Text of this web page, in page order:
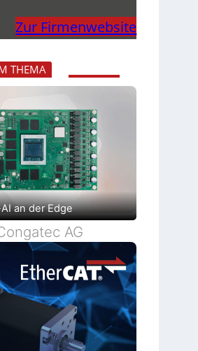
Zur Firmenwebsite
THEMA
an der Edge
AG